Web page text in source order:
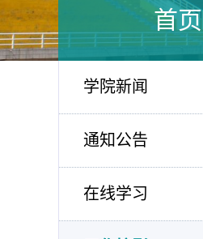
首页
学院新闻
通知公告
在线学习